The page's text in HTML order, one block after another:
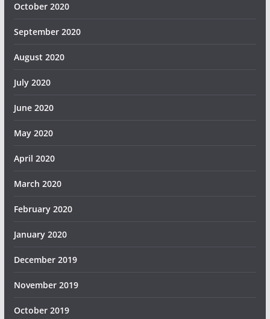
October 2020
September 2020
August 2020
July 2020
June 2020
May 2020
April 2020
March 2020
February 2020
January 2020
December 2019
November 2019
October 2019